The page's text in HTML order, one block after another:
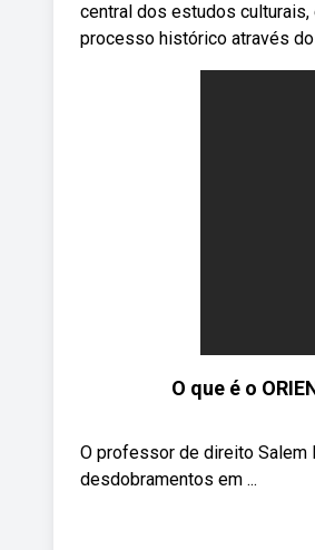
central dos estudos
processo histórico através
O que é o
O professor de direito Salem
desdobramentos em ...